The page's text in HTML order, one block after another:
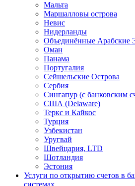
Мальта
Маршалловы острова
Нeвис
Нидерланды
Объединённые Арабские
Оман
Панама
Португалия
Сейшельские Острова
Сербия
Сингапур (c банковским
США (Delaware)
Теркс и Кайкос
Турция
Узбекистан
Уругвай
Швейцария, LTD
Шотландия
Эстония
Услуги по открытию счетов в
системах